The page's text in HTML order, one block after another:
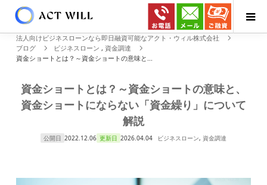
法人向けビジネスローンなら即日融資可能なアクト・ウィル株式会社
ブログ
ビジネスローン , 資金調達
資金ショートとは？～資金ショートの意味と...
資金ショートとは？～資金ショートの意味と、
資金ショートにならない「資金繰り」について
解説
公開日 2022.12.06 更新日 2026.04.04 ビジネスローン, 資金調達